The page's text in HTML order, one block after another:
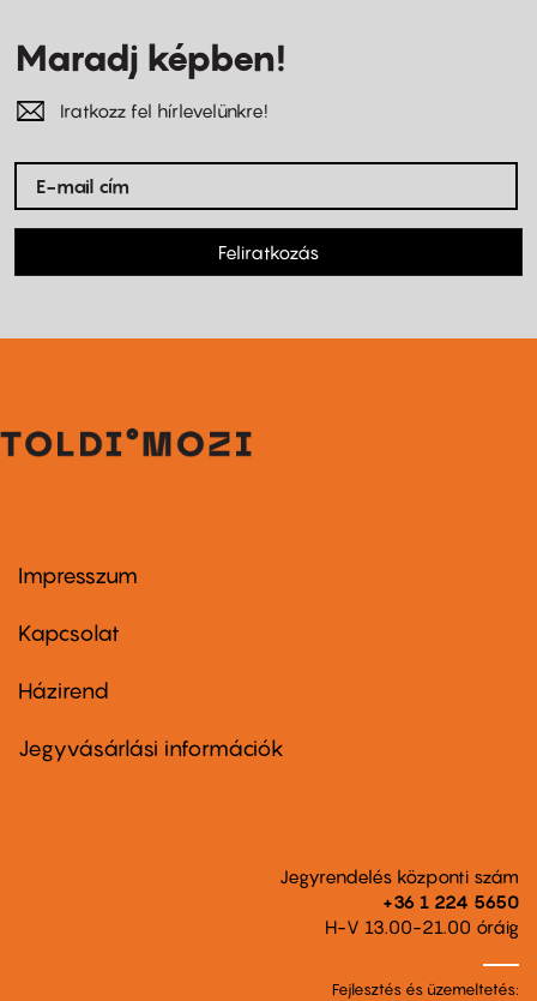
Maradj képben!
Iratkozz fel hírlevelünkre!
Feliratkozás
Footer
first
Impresszum
Kapcsolat
Footer
second
Házirend
Jegyvásárlási információk
Jegyrendelés központi szám
+36 1 224 5650
H-V 13.00-21.00 óráig
Fejlesztés és üzemeltetés: